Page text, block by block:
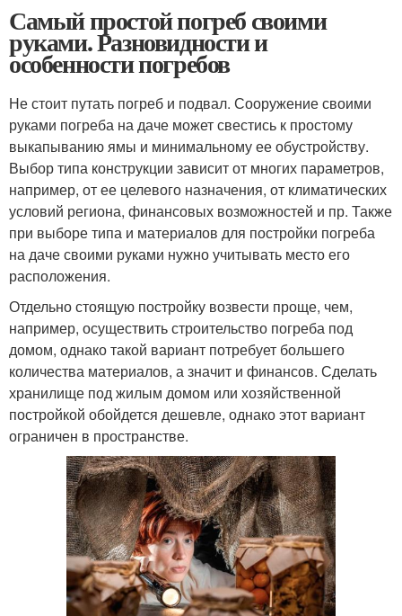
Самый простой погреб своими
руками. Разновидности и
особенности погребов
Не стоит путать погреб и подвал. Сооружение своими
руками погреба на даче может свестись к простому
выкапыванию ямы и минимальному ее обустройству.
Выбор типа конструкции зависит от многих параметров,
например, от ее целевого назначения, от климатических
условий региона, финансовых возможностей и пр. Также
при выборе типа и материалов для постройки погреба
на даче своими руками нужно учитывать место его
расположения.
Отдельно стоящую постройку возвести проще, чем,
например, осуществить строительство погреба под
домом, однако такой вариант потребует большего
количества материалов, а значит и финансов. Сделать
хранилище под жилым домом или хозяйственной
постройкой обойдется дешевле, однако этот вариант
ограничен в пространстве.